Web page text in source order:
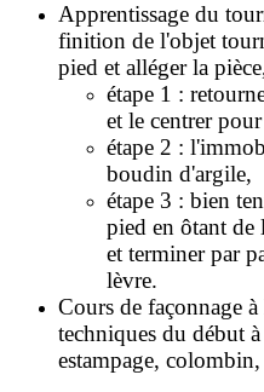
Apprentissage du
finition de l'objet
pied et alléger la
étape 1 :
et le centrer
étape 2 :
boudin d'argile,
étape 3 : bien
pied en ôtant de
et terminer par
lèvre.
Cours de façonnage
techniques du début
estampage,